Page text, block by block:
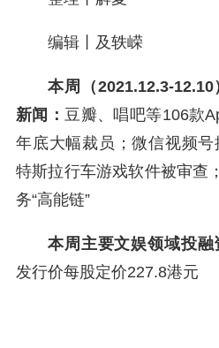
编辑丨及轶嵘
本周（2021.12.3-
新闻：豆瓣、唱吧等106款
年底大幅裁员；微信视频号
特斯拉行车游戏软件被审查
务“高能链”
本周主要文娱领域投融
发行价每股定价227.8港元